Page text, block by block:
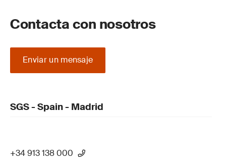
Contacta con nosotros
Enviar un mensaje
SGS - Spain - Madrid
+34 913 138 000